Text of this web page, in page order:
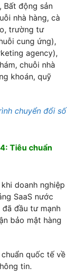
Bất động sản
nhà hàng, cà
trường tư
cung ứng),
agency),
chuỗi nhà
khoán, quỹ
chuyển đổi số
Tiêu chuẩn
doanh nghiệp
SaaS nước
đầu tư mạnh
bảo mật hàng
chuẩn quốc tế về
tin.